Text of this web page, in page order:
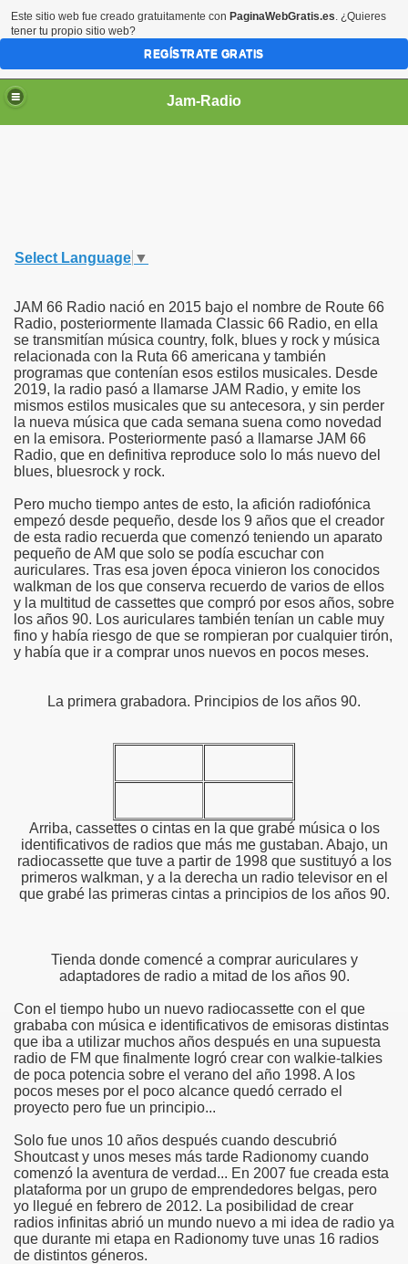
Jam-Radio
Select Language ▼
JAM 66 Radio nació en 2015 bajo el nombre de Route 66
Radio, posteriormente llamada Classic 66 Radio, en ella
se transmitían música country, folk, blues y rock y música
relacionada con la Ruta 66 americana y también
programas que contenían esos estilos musicales. Desde
2019, la radio pasó a llamarse JAM Radio, y emite los
mismos estilos musicales que su antecesora, y sin perder
la nueva música que cada semana suena como novedad
en la emisora. Posteriormente pasó a llamarse JAM 66
Radio, que en definitiva reproduce solo lo más nuevo del
blues, bluesrock y rock.
Pero mucho tiempo antes de esto, la afición radiofónica
empezó desde pequeño, desde los 9 años que el creador
de esta radio recuerda que comenzó teniendo un aparato
pequeño de AM que solo se podía escuchar con
auriculares. Tras esa joven época vinieron los conocidos
walkman de los que conserva recuerdo de varios de ellos
y la multitud de cassettes que compró por esos años, sobre
los años 90. Los auriculares también tenían un cable muy
fino y había riesgo de que se rompieran por cualquier tirón,
y había que ir a comprar unos nuevos en pocos meses.
La primera grabadora. Principios de los años 90.
Arriba, cassettes o cintas en la que grabé música o los
identificativos de radios que más me gustaban. Abajo, un
radiocassette que tuve a partir de 1998 que sustituyó a los
primeros walkman, y a la derecha un radio televisor en el
que grabé las primeras cintas a principios de los años 90.
Tienda donde comencé a comprar auriculares y
adaptadores de radio a mitad de los años 90.
Con el tiempo hubo un nuevo radiocassette con el que
grababa con música e identificativos de emisoras distintas
que iba a utilizar muchos años después en una supuesta
radio de FM que finalmente logró crear con walkie-talkies
de poca potencia sobre el verano del año 1998. A los
pocos meses por el poco alcance quedó cerrado el
proyecto pero fue un principio...
Solo fue unos 10 años después cuando descubrió
Shoutcast y unos meses más tarde Radionomy cuando
comenzó la aventura de verdad... En 2007 fue creada esta
plataforma por un grupo de emprendedores belgas, pero
yo llegué en febrero de 2012. La posibilidad de crear
radios infinitas abrió un mundo nuevo a mi idea de radio ya
que durante mi etapa en Radionomy tuve unas 16 radios
de distintos géneros.
Este sitio web fue creado gratuitamente con PaginaWebGratis.es. ¿Quieres
tener tu propio sitio web?
REGÍSTRATE GRATIS